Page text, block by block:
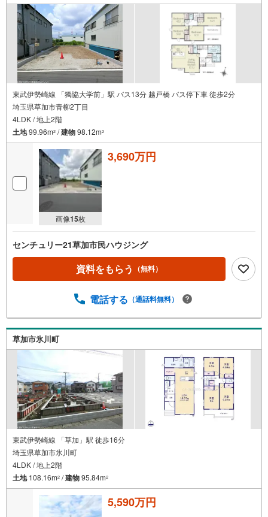
東武伊勢崎線 「獨協大学前」駅 バス13分 越戸橋 バス停下車 徒歩2分
埼玉県草加市青柳2丁目
4LDK / 地上2階
土地99.96m2 /建物98.12m2
画像15枚
3,690万円
センチュリー21草加市民ハウジング
資料をもらう （無料）
電話する （通話料無料）
草加市氷川町
東武伊勢崎線 「草加」駅 徒歩16分
埼玉県草加市氷川町
4LDK / 地上2階
土地108.16m2 /建物95.84m2
5,590万円